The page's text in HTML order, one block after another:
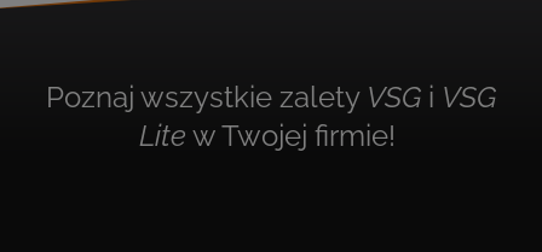
Poznaj wszystkie zalety VSG i VSG
Lite w Twojej firmie!